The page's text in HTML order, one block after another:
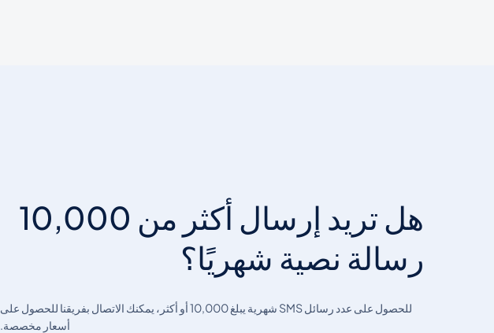
هل تريد إرسال أكثر من 10,000
رسالة نصية شهريًا؟
للحصول على عدد رسائل SMS شهرية يبلغ 10,000 أو أكثر، يمكنك الاتصال بفريقنا للحصول على
أسعار مخصصة.